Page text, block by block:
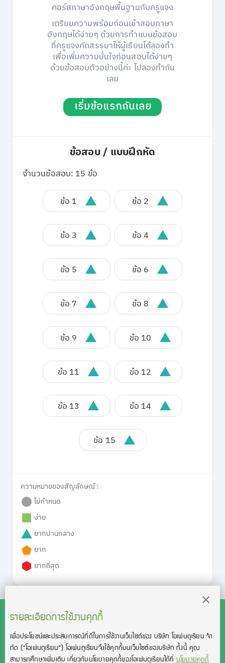
คอร์สภาษาอังกฤษพื้นฐานกับครูแจง
เตรียมความพร้อมก่อนเข้าสอบภาษา
อังกฤษได้ง่ายๆ ด้วยการทำแบบข้อสอบ
ที่ครูแจงคัดสรรมาให้ผู้เรียนได้ลองทำ
เพื่อเพิ่มความมั่นใจก่อนสอบได้ง่ายๆ
ด้วยข้อสอบตัวอย่างนี้ค่ะ ไปลองทำกัน
เลย
เริ่มข้อแรกกันเลย
ข้อสอบ / แบบฝึกหัด
จำนวนข้อสอบ: 15 ข้อ
ข้อ 1 ข้อ 2
ข้อ 3 ข้อ 4
ข้อ 5 ข้อ 6
ข้อ 7 ข้อ 8
ข้อ 9 ข้อ 10
ข้อ 11 ข้อ 12
ข้อ 13 ข้อ 14
ข้อ 15
ความหมายของสัญลักษณ์ :
ไม่กำหนด
ง่าย
ยากปานกลาง
ยาก
ยากที่สุด
รายละเอียดการใช้งานคุกกี้
เพื่อประโยชน์และประสบการณ์ที่ดีในการใช้งานเว็บไซต์ของ บริษัท โอเพ่นดูเรียน จํา
กัด (“โอเพ่นดูเรียน”)โอเพ่นดูเรียนจึงใช้คุกกี้บนเว็บไซต์ของบริษัท ทั้งนี้ คุณ
สามารถศึกษาเพิ่มเติม เกี่ยวกับนโยบายคุกกี้ของโอเพ่นดูเรียนได้ที่นโยบายคุกกี้
สงวนลิขสิทธิ์โดย บริษัท โอเพ่นดูเรียน จำกัด 2021 ©︎ OpenDurian
Co., Ltd.